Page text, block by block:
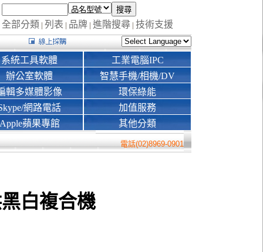
全部分類 | 列表 | 品牌 | 進階搜尋 | 技術支援
系統工具軟體
辦公室軟體
輯多媒體影像
網路電話
蘋果專館
工業電腦IPC
智慧手機/相機/DV
環保綠能
加值服務
其他分類
電話(02)8969-0901
白複合機